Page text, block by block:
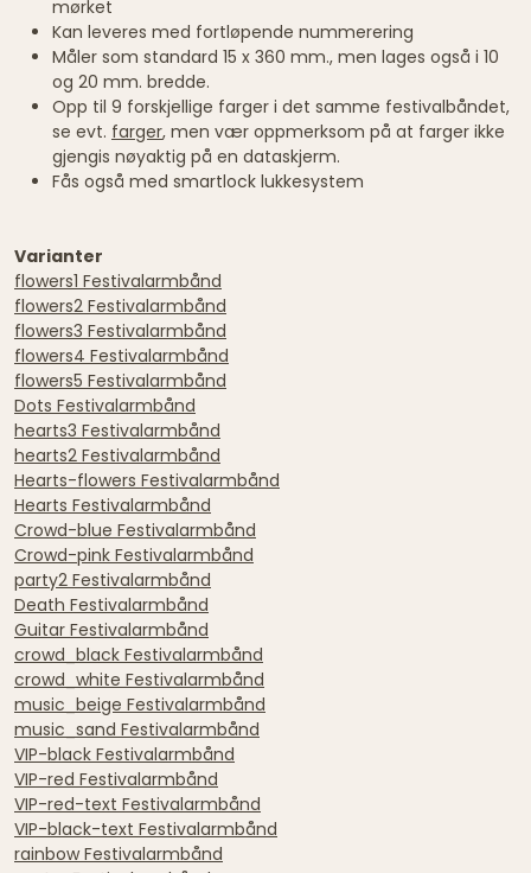
mørket
Kan leveres med fortløpende nummerering
Måler som standard 15 x 360 mm., men lages også i 10
og 20 mm. bredde.
Opp til 9 forskjellige farger i det samme festivalbåndet,
se evt. farger, men vær oppmerksom på at farger ikke
gjengis nøyaktig på en dataskjerm.
Fås også med smartlock lukkesystem
Varianter
flowers1 Festivalarmbånd
flowers2 Festivalarmbånd
flowers3 Festivalarmbånd
flowers4 Festivalarmbånd
flowers5 Festivalarmbånd
Dots Festivalarmbånd
hearts3 Festivalarmbånd
hearts2 Festivalarmbånd
Hearts-flowers Festivalarmbånd
Hearts Festivalarmbånd
Crowd-blue Festivalarmbånd
Crowd-pink Festivalarmbånd
party2 Festivalarmbånd
Death Festivalarmbånd
Guitar Festivalarmbånd
crowd_black Festivalarmbånd
crowd_white Festivalarmbånd
music_beige Festivalarmbånd
music_sand Festivalarmbånd
VIP-black Festivalarmbånd
VIP-red Festivalarmbånd
VIP-red-text Festivalarmbånd
VIP-black-text Festivalarmbånd
rainbow Festivalarmbånd